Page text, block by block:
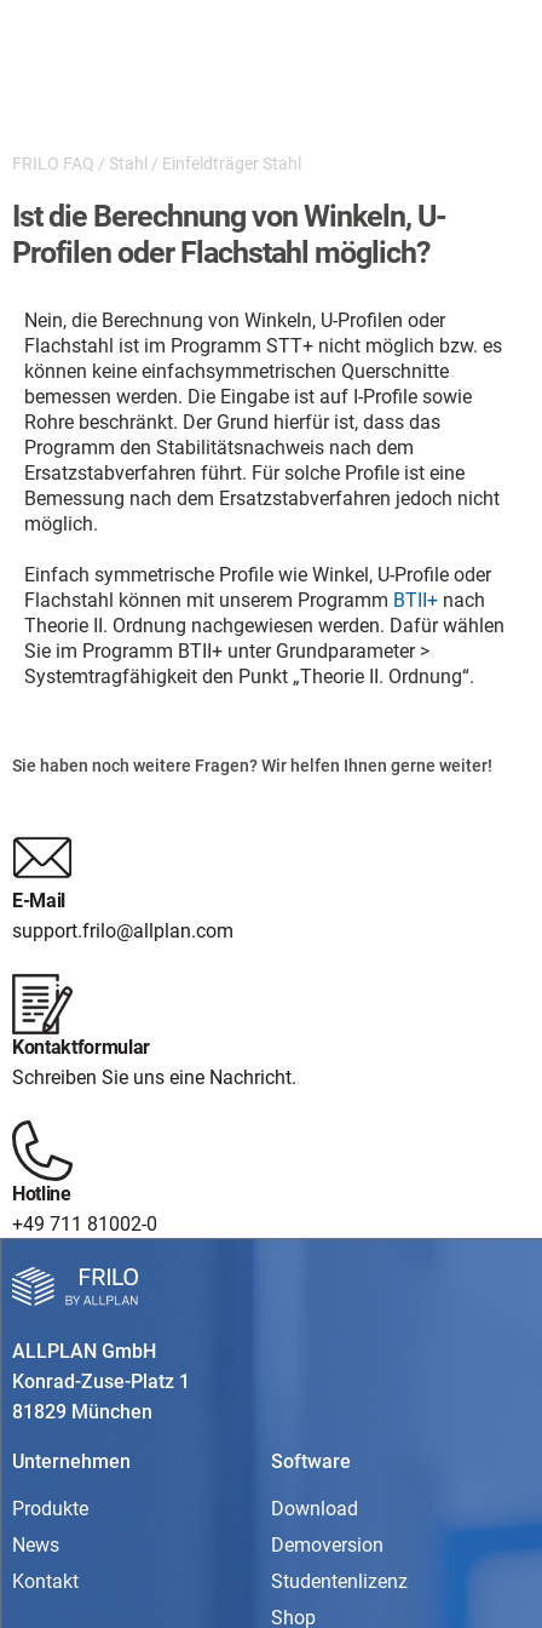
FRILO FAQ / Stahl / Einfeldträger Stahl
Ist die Berechnung von Winkeln, U-
Profilen oder Flachstahl möglich?
Nein, die Berechnung von Winkeln, U-Profilen oder
Flachstahl ist im Programm STT+ nicht möglich bzw. es
können keine einfachsymmetrischen Querschnitte
bemessen werden. Die Eingabe ist auf I-Profile sowie
Rohre beschränkt. Der Grund hierfür ist, dass das
Programm den Stabilitätsnachweis nach dem
Ersatzstabverfahren führt. Für solche Profile ist eine
Bemessung nach dem Ersatzstabverfahren jedoch nicht
möglich.
Einfach symmetrische Profile wie Winkel, U-Profile oder
Flachstahl können mit unserem Programm BTII+ nach
Theorie II. Ordnung nachgewiesen werden. Dafür wählen
Sie im Programm BTII+ unter Grundparameter >
Systemtragfähigkeit den Punkt „Theorie II. Ordnung“.
Sie haben noch weitere Fragen? Wir helfen Ihnen gerne weiter!
E-Mail
support.frilo@allplan.com
Kontaktformular
Schreiben Sie uns eine Nachricht.
Hotline
+49 711 81002-0
ALLPLAN GmbH
Konrad-Zuse-Platz 1
81829 München
Unternehmen
Produkte
News
Kontakt
Software
Download
Demoversion
Studentenlizenz
Shop